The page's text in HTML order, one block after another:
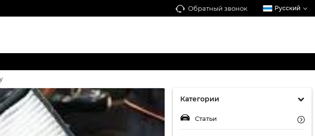
Обратный звонок Русский
Категории
Статьи